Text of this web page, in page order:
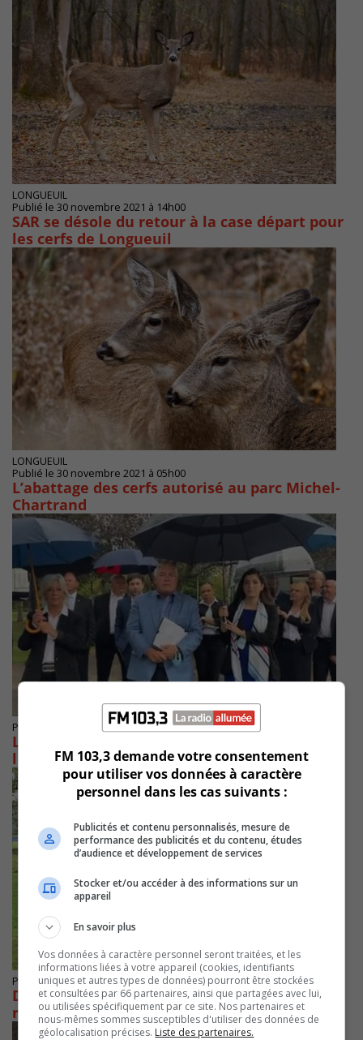
LONGUEUIL
Publié le 30 novembre 2021 à 14h00
SAR se désole du retour à la case départ pour
les cerfs de Longueuil
LONGUEUIL
Publié le 30 novembre 2021 à 05h00
L’abattage des cerfs autorisé au parc Michel-
Chartrand
Publié le 8 septembre 2021 à 12h02
Longueuil Citoyen veut des chercheurs pour
les cerfs de Virginie
Publié le 7 avril 2021 à 09h20
Dossier des cerfs : L’opposition fustige le
retour à la case départ
FM 103,3 demande votre consentement
pour utiliser vos données à caractère
personnel dans les cas suivants :
Publicités et contenu personnalisés, mesure de
performance des publicités et du contenu, études
d’audience et développement de services
Stocker et/ou accéder à des informations sur un
appareil
En savoir plus
Vos données à caractère personnel seront traitées, et les
informations liées à votre appareil (cookies, identifiants
uniques et autres types de données) pourront être stockées
et consultées par 66 partenaires, ainsi que partagées avec lui,
ou utilisées spécifiquement par ce site. Nos partenaires et
nous-mêmes sommes susceptibles d'utiliser des données de
géolocalisation précises. Liste des partenaires.